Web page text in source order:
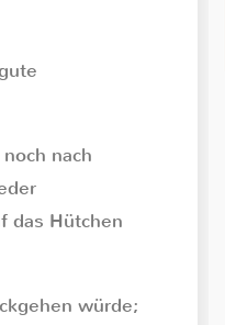
nach
das Hütchen
würde;